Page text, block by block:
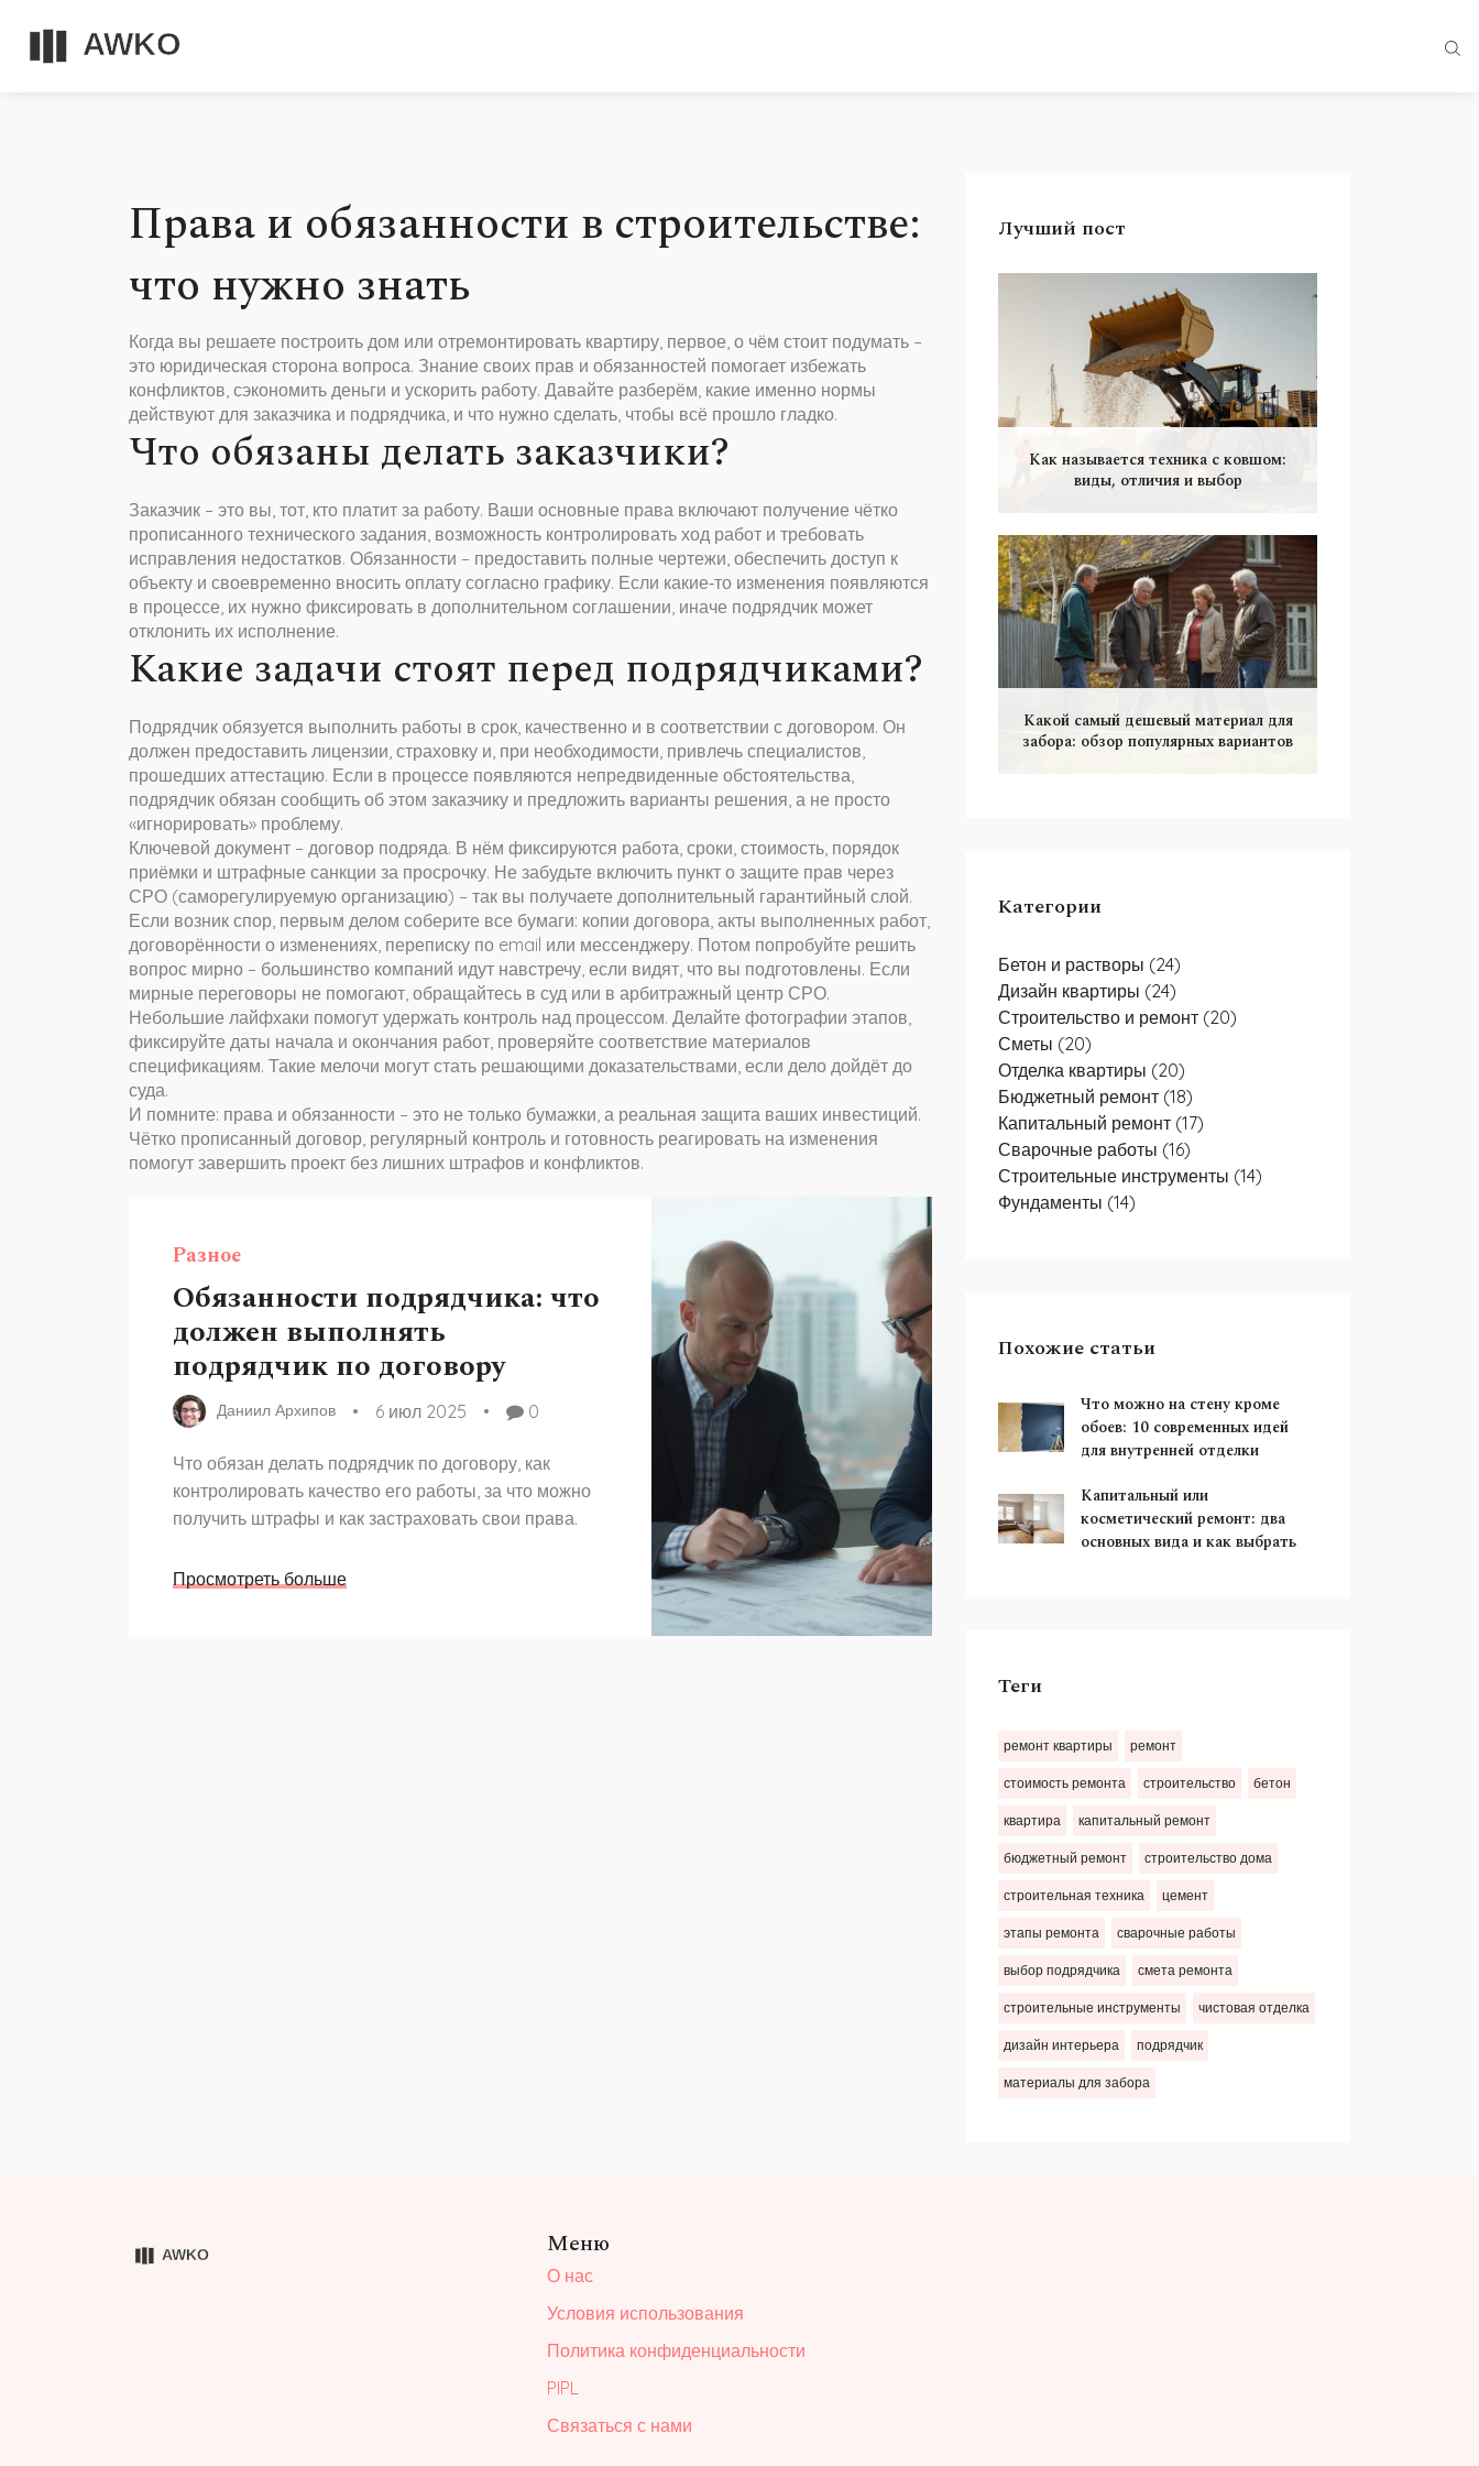
Права и обязанности в строительстве:
что нужно знать
Когда вы решаете построить дом или отремонтировать квартиру, первое, о чём стоит подумать –
это юридическая сторона вопроса. Знание своих прав и обязанностей помогает избежать
конфликтов, сэкономить деньги и ускорить работу. Давайте разберём, какие именно нормы
действуют для заказчика и подрядчика, и что нужно сделать, чтобы всё прошло гладко.
Что обязаны делать заказчики?
Заказчик – это вы, тот, кто платит за работу. Ваши основные права включают получение чётко
прописанного технического задания, возможность контролировать ход работ и требовать
исправления недостатков. Обязанности – предоставить полные чертежи, обеспечить доступ к
объекту и своевременно вносить оплату согласно графику. Если какие‑то изменения появляются
в процессе, их нужно фиксировать в дополнительном соглашении, иначе подрядчик может
отклонить их исполнение.
Какие задачи стоят перед подрядчиками?
Подрядчик обязуется выполнить работы в срок, качественно и в соответствии с договором. Он
должен предоставить лицензии, страховку и, при необходимости, привлечь специалистов,
прошедших аттестацию. Если в процессе появляются непредвиденные обстоятельства,
подрядчик обязан сообщить об этом заказчику и предложить варианты решения, а не просто
«игнорировать» проблему.
Ключевой документ – договор подряда. В нём фиксируются работа, сроки, стоимость, порядок
приёмки и штрафные санкции за просрочку. Не забудьте включить пункт о защите прав через
СРО (саморегулируемую организацию) – так вы получаете дополнительный гарантийный слой.
Если возник спор, первым делом соберите все бумаги: копии договора, акты выполненных работ,
договорённости о изменениях, переписку по email или мессенджеру. Потом попробуйте решить
вопрос мирно – большинство компаний идут навстречу, если видят, что вы подготовлены. Если
мирные переговоры не помогают, обращайтесь в суд или в арбитражный центр СРО.
Небольшие лайфхаки помогут удержать контроль над процессом. Делайте фотографии этапов,
фиксируйте даты начала и окончания работ, проверяйте соответствие материалов
спецификациям. Такие мелочи могут стать решающими доказательствами, если дело дойдёт до
суда.
И помните: права и обязанности – это не только бумажки, а реальная защита ваших инвестиций.
Чётко прописанный договор, регулярный контроль и готовность реагировать на изменения
помогут завершить проект без лишних штрафов и конфликтов.
Разное
Обязанности подрядчика: что
должен выполнять
подрядчик по договору
Даниил Архипов 6 июл 2025 0
Что обязан делать подрядчик по договору, как
контролировать качество его работы, за что можно
получить штрафы и как застраховать свои права.
Просмотреть больше
Лучший пост
Как называется техника с ковшом:
виды, отличия и выбор
Какой самый дешевый материал для
забора: обзор популярных вариантов
Категории
Бетон и растворы (24)
Дизайн квартиры (24)
Строительство и ремонт (20)
Сметы (20)
Отделка квартиры (20)
Бюджетный ремонт (18)
Капитальный ремонт (17)
Сварочные работы (16)
Строительные инструменты (14)
Фундаменты (14)
Похожие статьи
Что можно на стену кроме
обоев: 10 современных идей
для внутренней отделки
Капитальный или
косметический ремонт: два
основных вида и как выбрать
Теги
ремонт квартиры ремонт
стоимость ремонта строительство бетон
квартира капитальный ремонт
бюджетный ремонт строительство дома
строительная техника цемент
этапы ремонта сварочные работы
выбор подрядчика смета ремонта
строительные инструменты чистовая отделка
дизайн интерьера подрядчик
материалы для забора
Меню
О нас
Условия использования
Политика конфиденциальности
PIPL
Связаться с нами